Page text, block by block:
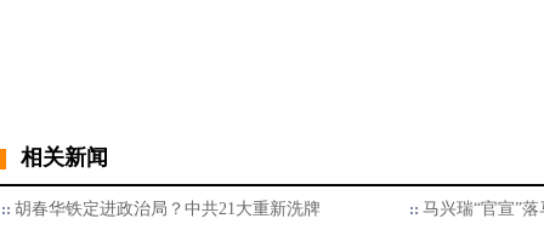
相关新闻
胡春华铁定进政治局？中共21大重新洗牌
马兴瑞“官宣”